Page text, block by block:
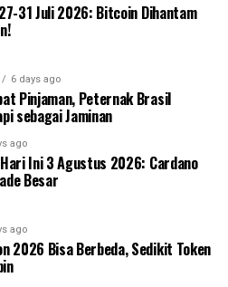
31 Juli 2026: Bitcoin Dihantam
6 days ago
Pinjaman, Peternak Brasil
sebagai Jaminan
ago
Ini 3 Agustus 2026: Cardano
Besar
ago
2026 Bisa Berbeda, Sedikit Token